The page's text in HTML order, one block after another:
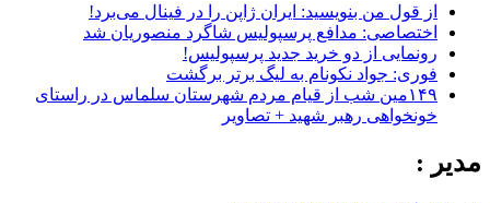
از قول من بنویسید: ایران ژاپن را در فینال می‌برد!
اختصاصی: مدافع پرسپولیس شاگرد منصوریان شد
رونمایی از دو خرید جدید پرسپولیس!
فوری: جواد نکونام به لیگ برتر برگشت
۱۴۹مین شب از قیام مردم شهرستان سلماس در راستای
خونخواهی رهبر شهید + تصاویر
مدیر :